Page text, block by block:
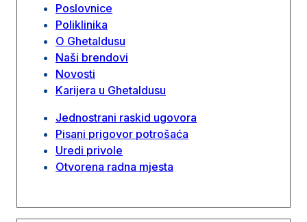
Poslovnice
Poliklinika
O Ghetaldusu
Naši brendovi
Novosti
Karijera u Ghetaldusu
Jednostrani raskid ugovora
Pisani prigovor potrošaća
Uredi privole
Otvorena radna mjesta